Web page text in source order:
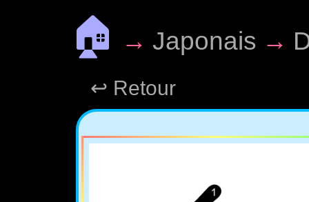
🏠 → Japonais →
↩ Retour